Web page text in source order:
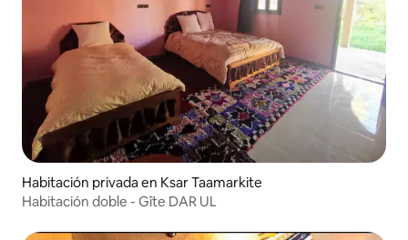
Habitación privada en Ksar Taamarkite
Habitación doble - Gîte DAR UL